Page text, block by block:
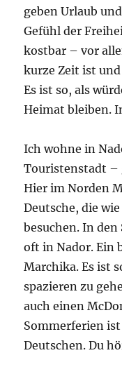
geben Urlaub
Gefühl der
kostbar – vor
kurze Zeit ist
Es ist so, als
Heimat bleiben.
Ich wohne in
Touristenstadt –
Hier im Norden
Deutsche, die
besuchen. In
oft in Nador. Ein
Marchika. Es ist
spazieren zu
auch einen
Sommerferien
Deutschen. Du